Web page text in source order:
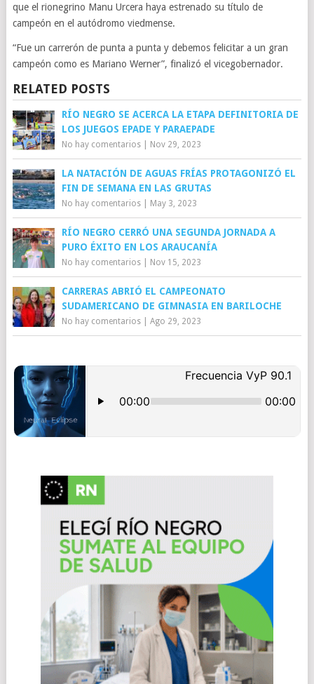
que el rionegrino Manu Urcera haya estrenado su título de
campeón en el autódromo viedmense.
“Fue un carrerón de punta a punta y debemos felicitar a un gran
campeón como es Mariano Werner”, finalizó el vicegobernador.
RELATED POSTS
RÍO NEGRO SE ACERCA LA ETAPA DEFINITORIA DE
LOS JUEGOS EPADE Y PARAEPADE
No hay comentarios| Nov 29, 2023
LA NATACIÓN DE AGUAS FRÍAS PROTAGONIZÓ EL
FIN DE SEMANA EN LAS GRUTAS
No hay comentarios| May 3, 2023
RÍO NEGRO CERRÓ UNA SEGUNDA JORNADA A
PURO ÉXITO EN LOS ARAUCANÍA
No hay comentarios| Nov 15, 2023
CARRERAS ABRIÓ EL CAMPEONATO
SUDAMERICANO DE GIMNASIA EN BARILOCHE
No hay comentarios| Ago 29, 2023